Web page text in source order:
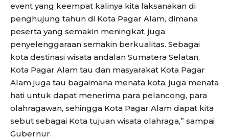
event yang keempat kalinya kita laksanakan di
penghujung tahun di Kota Pagar Alam, dimana
peserta yang semakin meningkat, juga
penyelenggaraan semakin berkualitas. Sebagai
kota destinasi wisata andalan Sumatera Selatan,
Kota Pagar Alam tau dan masyarakat Kota Pagar
Alam juga tau bagaimana menata kota, juga menata
hati untuk dapat menerima para pelancong, para
olahragawan, sehingga Kota Pagar Alam dapat kita
sebut sebagai Kota tujuan wisata olahraga,” sampai
Gubernur.